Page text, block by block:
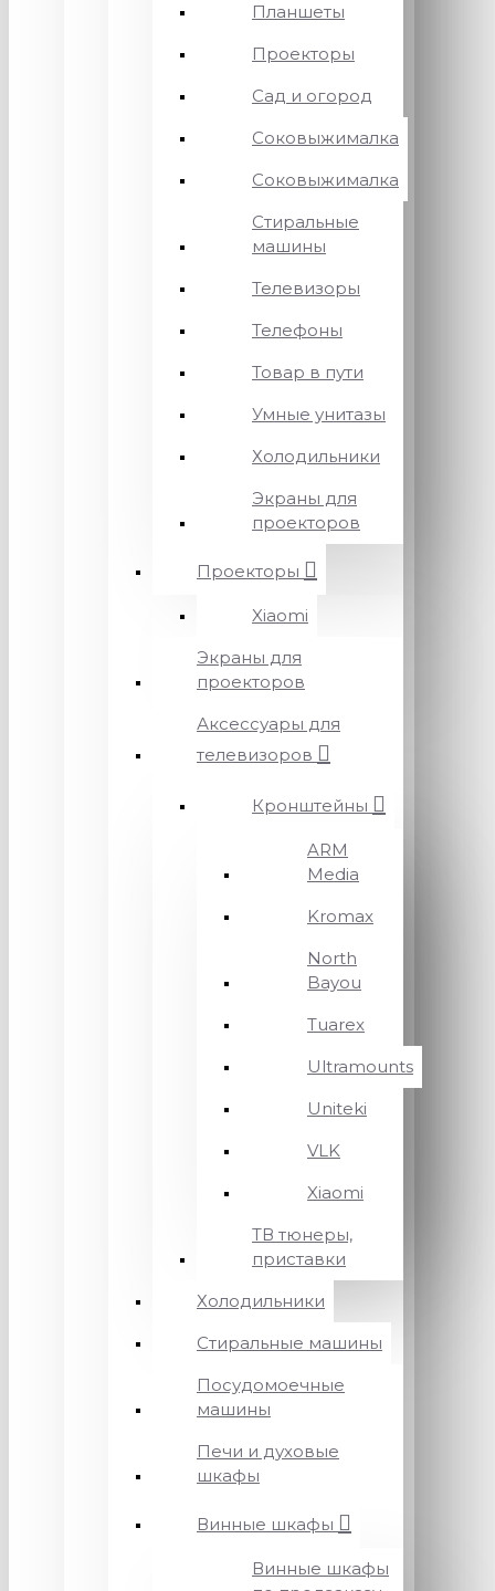
Планшеты
Проекторы
Сад и огород
Соковыжималка
Соковыжималка
Стиральные
машины
Телевизоры
Телефоны
Товар в пути
Умные унитазы
Холодильники
Экраны для
проекторов
Проекторы
Xiaomi
Экраны для
проекторов
Аксессуары для
телевизоров
Кронштейны
ARM
Media
Kromax
North
Bayou
Tuarex
Ultramounts
Uniteki
VLK
Xiaomi
ТВ тюнеры,
приставки
Холодильники
Стиральные машины
Посудомоечные
машины
Печи и духовые
шкафы
Винные шкафы
Винные шкафы